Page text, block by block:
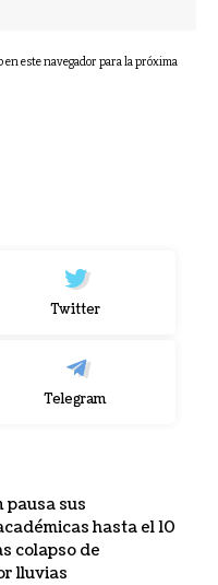
este navegador para la próxima
Twitter
Telegram
pausa sus
hasta el 10
colapso de
lluvias